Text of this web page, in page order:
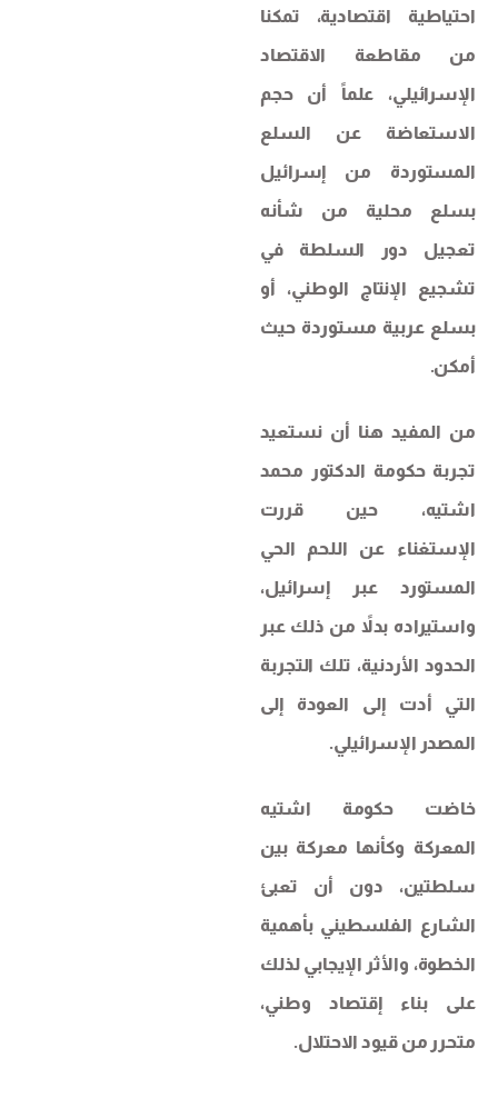
احتياطية اقتصادية، تمكنا
من مقاطعة الاقتصاد
الإسرائيلي، علماً أن حجم
الاستعاضة عن السلع
المستوردة من إسرائيل
بسلع محلية من شأنه
تعجيل دور السلطة في
تشجيع الإنتاج الوطني، أو
بسلع عربية مستوردة حيث
أمكن.
من المفيد هنا أن نستعيد
تجربة حكومة الدكتور محمد
اشتيه، حين قررت
الإستغناء عن اللحم الحي
المستورد عبر إسرائيل،
واستيراده بدلاً من ذلك عبر
الحدود الأردنية، تلك التجربة
التي أدت إلى العودة إلى
المصدر الإسرائيلي.
خاضت حكومة اشتيه
المعركة وكأنها معركة بين
سلطتين، دون أن تعبئ
الشارع الفلسطيني بأهمية
الخطوة، والأثر الإيجابي لذلك
على بناء إقتصاد وطني،
متحرر من قيود الاحتلال.